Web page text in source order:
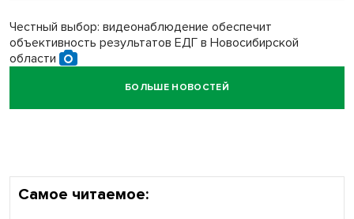
Честный выбор: видеонаблюдение обеспечит
объективность результатов ЕДГ в Новосибирской
области
Кибертанки пошли в бой: «Ростелеком» объявляет
БОЛЬШЕ НОВОСТЕЙ
Самое читаемое: